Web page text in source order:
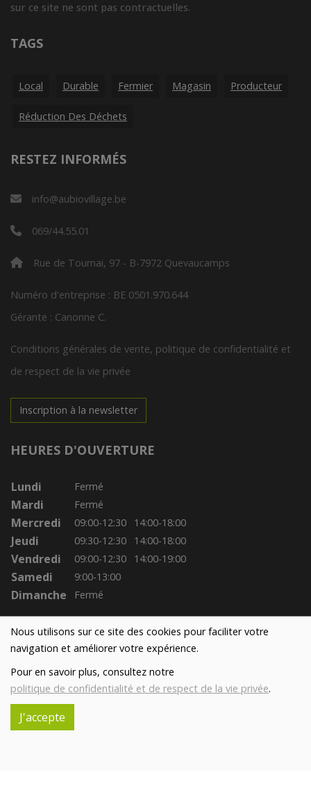
Nous utilisons sur ce site des cookies pour faciliter votre
navigation et améliorer votre expérience.
Pour en savoir plus, consultez notre
politique de confidentialité et de respect de la vie privée.
J'accepte
sur ce site ne sont pas contractuelles.
TAGS
Local Durable Fermier Magasin Producteur
Réduction Des Déchets
RESTEZ INFORMÉS
info@aubiovillage.be
069/44.55.01
Rue de Tournai, 97 - B-7972 Quevaucamps
Numéro d'entreprise : BE 0501.970.644
Gérante : Canonne C.
Conditions générales de vente, politique de confidentialité et
de respect de la vie privée
Inscription à la newsletter
HEURES D'OUVERTURE
Lundi Fermé
Mardi Fermé
Mercredi 09:00-12:30 14:00-18:00
Jeudi 09:30-12:30 14:00-18:00
Vendredi 09:00-12:30 14:00-19:00
Samedi 9:00-13:00
Dimanche Fermé